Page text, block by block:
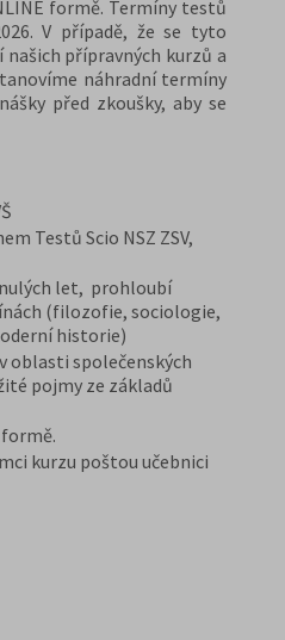
formě. Termíny testů
V případě, že se tyto
přípravných kurzů a
náhradní termíny
před zkoušky, aby se
Testů Scio NSZ ZSV,
let, prohloubí
(filozofie, sociologie,
historie)
oblasti společenských
pojmy ze základů
kurzu poštou učebnici